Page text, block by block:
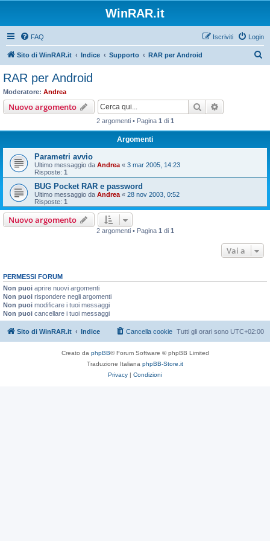
WinRAR.it
FAQ Login
Iscriviti
Sito di WinRAR.it Indice Supporto RAR per Android
RAR per Android
Moderatore: Andrea
Nuovo argomento Cerca
2 argomenti • Pagina 1 di 1
Argomenti
Parametri avvio
Ultimo messaggio da Andrea « 3 mar 2005, 14:23
Risposte: 1
BUG Pocket RAR e password
Ultimo messaggio da Andrea « 28 nov 2003, 0:52
Risposte: 1
Nuovo argomento
2 argomenti • Pagina 1 di 1
Vai a
PERMESSI FORUM
Non puoi aprire nuovi argomenti
Non puoi rispondere negli argomenti
Non puoi modificare i tuoi messaggi
Non puoi cancellare i tuoi messaggi
Sito di WinRAR.it Indice Tutti gli orari sono UTC+02:00
Cancella cookie
Creato da phpBB® Forum Software © phpBB Limited
Traduzione Italiana phpBB-Store.it
Privacy | Condizioni